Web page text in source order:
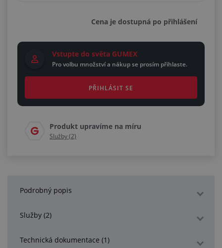
Cena je dostupná po přihlášení
Vstupte do světa GUMEX
Pro volbu množství a nákup se prosím přihlaste.
PŘIHLÁSIT SE
Produkt upravíme na míru
Služby (2)
Podrobný popis
Služby (2)
Technická dokumentace (1)